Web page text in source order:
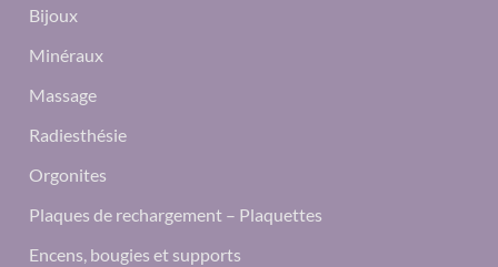
Bijoux
Minéraux
Massage
Radiesthésie
Orgonites
Plaques de rechargement – Plaquettes
Encens, bougies et supports